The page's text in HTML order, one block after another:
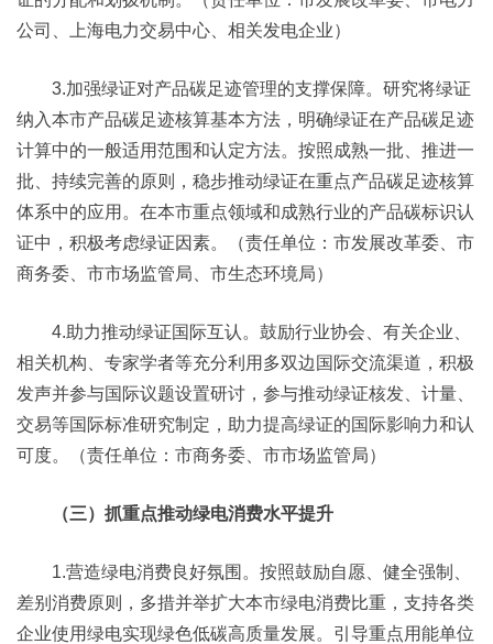
公司、上海电力交易中心、相关发电企业）
3.加强绿证对产品碳足迹管理的支撑保障。研究将绿证
纳入本市产品碳足迹核算基本方法，明确绿证在产品碳足迹
计算中的一般适用范围和认定方法。按照成熟一批、推进一
批、持续完善的原则，稳步推动绿证在重点产品碳足迹核算
体系中的应用。在本市重点领域和成熟行业的产品碳标识认
证中，积极考虑绿证因素。（责任单位：市发展改革委、市
商务委、市市场监管局、市生态环境局）
4.助力推动绿证国际互认。鼓励行业协会、有关企业、
相关机构、专家学者等充分利用多双边国际交流渠道，积极
发声并参与国际议题设置研讨，参与推动绿证核发、计量、
交易等国际标准研究制定，助力提高绿证的国际影响力和认
可度。（责任单位：市商务委、市市场监管局）
（三）抓重点推动绿电消费水平提升
1.营造绿电消费良好氛围。按照鼓励自愿、健全强制、
差别消费原则，多措并举扩大本市绿电消费比重，支持各类
企业使用绿电实现绿色低碳高质量发展。引导重点用能单位